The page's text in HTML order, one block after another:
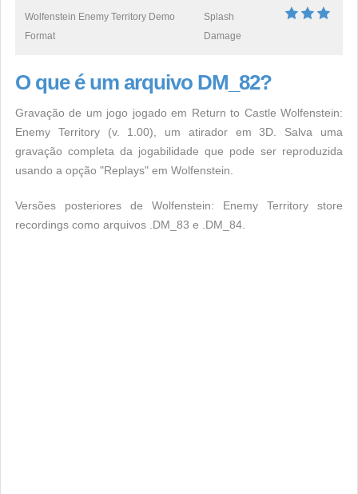
Wolfenstein Enemy Territory Demo
Format
Splash
Damage
O que é um arquivo DM_82?
Gravação de um jogo jogado em Return to Castle Wolfenstein:
Enemy Territory (v. 1.00), um atirador em 3D. Salva uma
gravação completa da jogabilidade que pode ser reproduzida
usando a opção "Replays" em Wolfenstein.
Versões posteriores de Wolfenstein: Enemy Territory store
recordings como arquivos .DM_83 e .DM_84.